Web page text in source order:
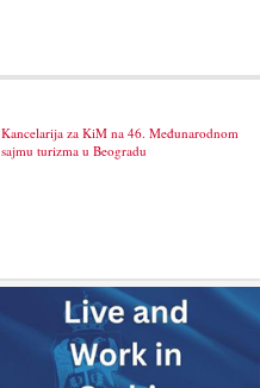
Kancelarija za KiM na 46. Međunarodnom
sajmu turizma u Beogradu